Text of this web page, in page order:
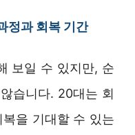
정과 회복 기간
보일 수 있지만, 순
습니다. 20대는 회
을 기대할 수 있는